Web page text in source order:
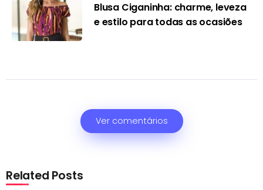
Blusa Ciganinha: charme, leveza
e estilo para todas as ocasiões
Ver comentários
Related Posts